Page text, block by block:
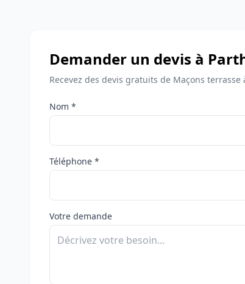
Demander un devis à
Recevez des devis gratuits de Maçons terrasse
Nom *
Téléphone *
Votre demande